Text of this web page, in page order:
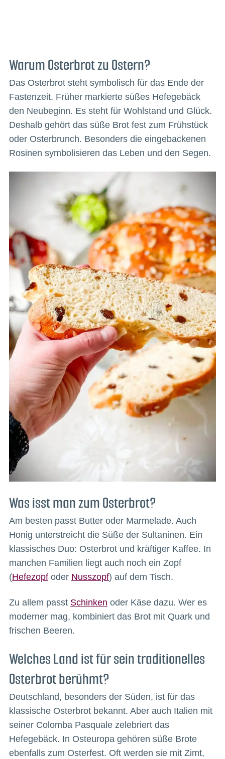
Warum Osterbrot zu Ostern?
Das Osterbrot steht symbolisch für das Ende der
Fastenzeit. Früher markierte süßes Hefegebäck
den Neubeginn. Es steht für Wohlstand und Glück.
Deshalb gehört das süße Brot fest zum Frühstück
oder Osterbrunch. Besonders die eingebackenen
Rosinen symbolisieren das Leben und den Segen.
Was isst man zum Osterbrot?
Am besten passt Butter oder Marmelade. Auch
Honig unterstreicht die Süße der Sultaninen. Ein
klassisches Duo: Osterbrot und kräftiger Kaffee. In
manchen Familien liegt auch noch ein Zopf
(Hefezopfoder Nusszopf) auf dem Tisch.
Zu allem passt Schinken oder Käse dazu. Wer es
moderner mag, kombiniert das Brot mit Quark und
frischen Beeren.
Welches Land ist für sein traditionelles
Osterbrot berühmt?
Deutschland, besonders der Süden, ist für das
klassische Osterbrot bekannt. Aber auch Italien mit
seiner Colomba Pasquale zelebriert das
Hefegebäck. In Osteuropa gehören süße Brote
ebenfalls zum Osterfest. Oft werden sie mit Zimt,